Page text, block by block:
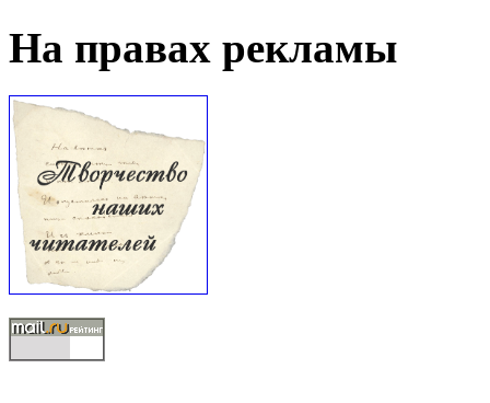
На правах рекламы